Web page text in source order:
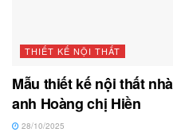
THIẾT KẾ NỘI THẤT
Mẫu thiết kế nội thất
anh Hoàng chị Hiền
28/10/2025